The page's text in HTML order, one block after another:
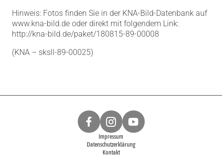
Hinweis: Fotos finden Sie in der KNA-Bild-Datenbank auf
www.kna-bild.de oder direkt mit folgendem Link:
http://kna-bild.de/paket/180815-89-00008
(KNA – sksll-89-00025)
Impressum
Datenschutzerklärung
Kontakt